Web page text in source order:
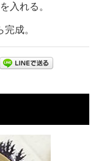
入れる。
成。